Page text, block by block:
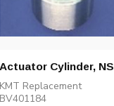
Actuator Cylinder, NS
KMT Replacement
BV401184